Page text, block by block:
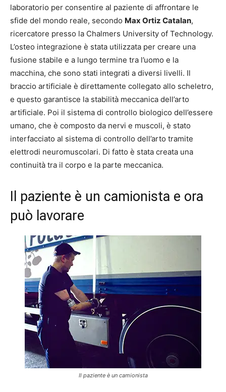
laboratorio per consentire al paziente di affrontare le
sfide del mondo reale, secondo Max Ortiz Catalan,
ricercatore presso la Chalmers University of Technology.
L’osteo integrazione è stata utilizzata per creare una
fusione stabile e a lungo termine tra l’uomo e la
macchina, che sono stati integrati a diversi livelli. Il
braccio artificiale è direttamente collegato allo scheletro,
e questo garantisce la stabilità meccanica dell’arto
artificiale. Poi il sistema di controllo biologico dell’essere
umano, che è composto da nervi e muscoli, è stato
interfacciato al sistema di controllo dell’arto tramite
elettrodi neuromuscolari. Di fatto è stata creata una
continuità tra il corpo e la parte meccanica.
Il paziente è un camionista e ora
può lavorare
Il paziente è un camionista